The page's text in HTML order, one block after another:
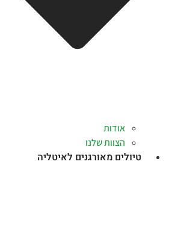
אודות
הצוות שלנו
טיולים מאורגנים לאיטליה